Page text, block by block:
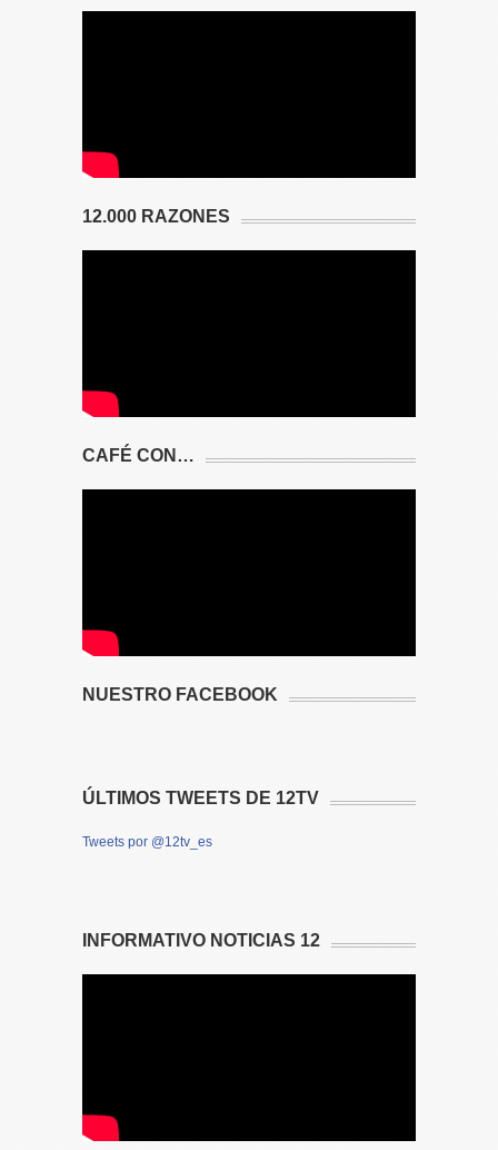
12.000 RAZONES
CAFÉ CON…
NUESTRO FACEBOOK
ÚLTIMOS TWEETS DE 12TV
Tweets por @12tv_es
INFORMATIVO NOTICIAS 12